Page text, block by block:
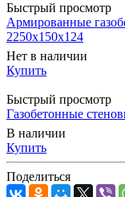
Быстрый просмотр
Армированные
2250x150x124
Нет в наличии
Купить
Быстрый просмотр
Газобетонные
В наличии
Купить
Поделиться